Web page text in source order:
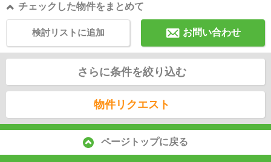
チェックした物件をまとめて
お問い合わせ
検討リストに追加
さらに条件を絞り込む
物件リクエスト
ページトップに戻る